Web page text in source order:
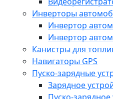
Инверторы
Инвертор
Инвертор
Канистры для
Навигаторы GPS
Пуско-зарядные
Зарядное